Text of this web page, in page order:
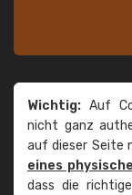
Wichtig: Auf
nicht ganz
auf dieser Seite
eines
dass die